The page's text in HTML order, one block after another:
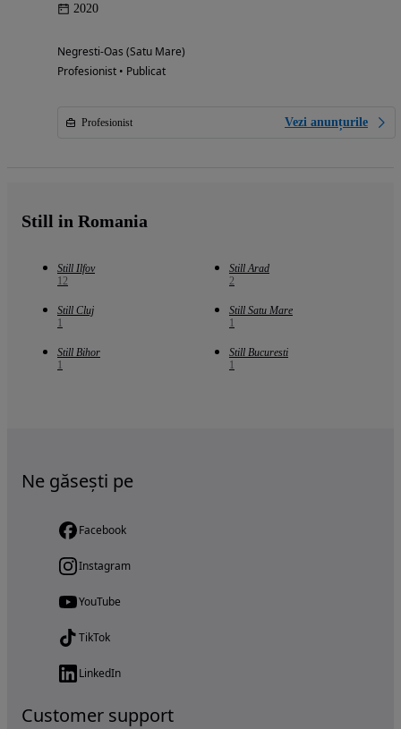
2020
Negresti-Oas (Satu Mare)
Profesionist • Publicat
Profesionist Vezi anunțurile
Still in Romania
Still Ilfov
12
Still Arad
2
Still Cluj
1
Still Satu Mare
1
Still Bihor
1
Still Bucuresti
1
Ne găsești pe
Facebook
Instagram
YouTube
TikTok
LinkedIn
Customer support